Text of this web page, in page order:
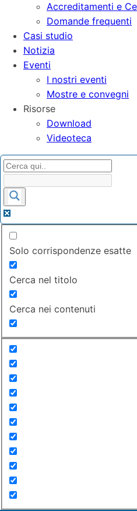
Accreditamenti e
Domande frequenti
Casi studio
Notizia
Eventi
I nostri eventi
Mostre e convegni
Risorse
Download
Videoteca
Solo corrispondenze esatte
Cerca nel titolo
Cerca nei contenuti